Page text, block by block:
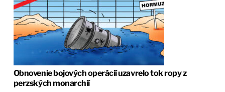
Obnovenie bojových operácií uzavrelo tok ropy z
perzských monarchií